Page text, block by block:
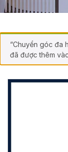
“Chuyển góc đa
đã được thêm